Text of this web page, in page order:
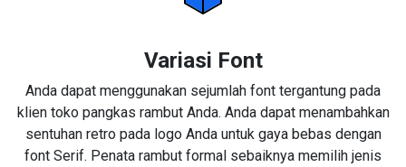
Variasi Font
Anda dapat menggunakan sejumlah font tergantung pada
klien toko pangkas rambut Anda. Anda dapat menambahkan
sentuhan retro pada logo Anda untuk gaya bebas dengan
font Serif. Penata rambut formal sebaiknya memilih jenis